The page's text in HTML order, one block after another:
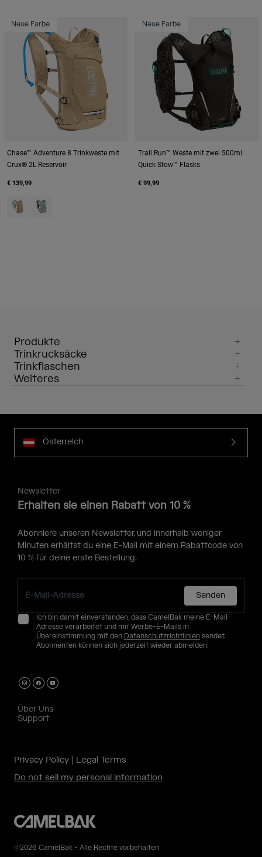
Neue Farbe
Chase™ Adventure 8 Trinkweste mit
Crux® 2L Reservoir
€ 139,99
Product swatch type of Moondust.
Product swatch type of Silver Mist.
Neue Farbe
Trail Run™ Weste mit zwei 500ml
Quick Stow™ Flasks
€ 99,99
Produkte
Trinkrucksäcke
Trinkflaschen
Weiteres
Österreich
Newsletter
Erhalten sie einen Rabatt von 10 %
Abonniere unseren Newsletter, und innerhalb weniger
Minuten erhältst du eine E-Mail mit einem Rabattcode von
10 % für deine erste Bestellung.
Senden
Ich bin damit einverstanden, dass CamelBak meine E-Mail-
Adresse verarbeitet und mir Werbe-E-Mails in
Übereinstimmung mit den Datenschutzrichtlinien sendet.
Abonnenten können sich jederzeit wieder abmelden.
Über Uns
Support
Privacy Policy
Legal Terms
Do not sell my personal information
©2026 CamelBak - Alle Rechte vorbehalten